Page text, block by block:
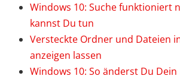
Windows 10: Suche funktioniert
kannst Du tun
Versteckte Ordner und Dateien
anzeigen lassen
Windows 10: So änderst Du